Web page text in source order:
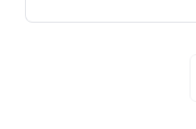
sầm uất đã hiện